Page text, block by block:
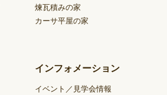
煉瓦積みの家
カーサ平屋の家
インフォメーション
イベント／見学会情報